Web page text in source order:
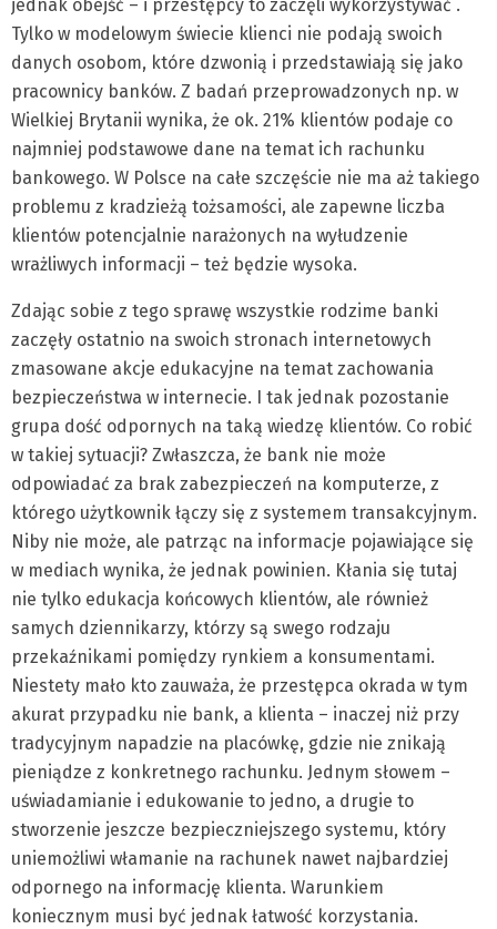
jednak obejść – i przestępcy to zaczęli wykorzystywać .
Tylko w modelowym świecie klienci nie podają swoich
danych osobom, które dzwonią i przedstawiają się jako
pracownicy banków. Z badań przeprowadzonych np. w
Wielkiej Brytanii wynika, że ok. 21% klientów podaje co
najmniej podstawowe dane na temat ich rachunku
bankowego. W Polsce na całe szczęście nie ma aż takiego
problemu z kradzieżą tożsamości, ale zapewne liczba
klientów potencjalnie narażonych na wyłudzenie
wrażliwych informacji – też będzie wysoka.
Zdając sobie z tego sprawę wszystkie rodzime banki
zaczęły ostatnio na swoich stronach internetowych
zmasowane akcje edukacyjne na temat zachowania
bezpieczeństwa w internecie. I tak jednak pozostanie
grupa dość odpornych na taką wiedzę klientów. Co robić
w takiej sytuacji? Zwłaszcza, że bank nie może
odpowiadać za brak zabezpieczeń na komputerze, z
którego użytkownik łączy się z systemem transakcyjnym.
Niby nie może, ale patrząc na informacje pojawiające się
w mediach wynika, że jednak powinien. Kłania się tutaj
nie tylko edukacja końcowych klientów, ale również
samych dziennikarzy, którzy są swego rodzaju
przekaźnikami pomiędzy rynkiem a konsumentami.
Niestety mało kto zauważa, że przestępca okrada w tym
akurat przypadku nie bank, a klienta – inaczej niż przy
tradycyjnym napadzie na placówkę, gdzie nie znikają
pieniądze z konkretnego rachunku. Jednym słowem –
uświadamianie i edukowanie to jedno, a drugie to
stworzenie jeszcze bezpieczniejszego systemu, który
uniemożliwi włamanie na rachunek nawet najbardziej
odpornego na informację klienta. Warunkiem
koniecznym musi być jednak łatwość korzystania.